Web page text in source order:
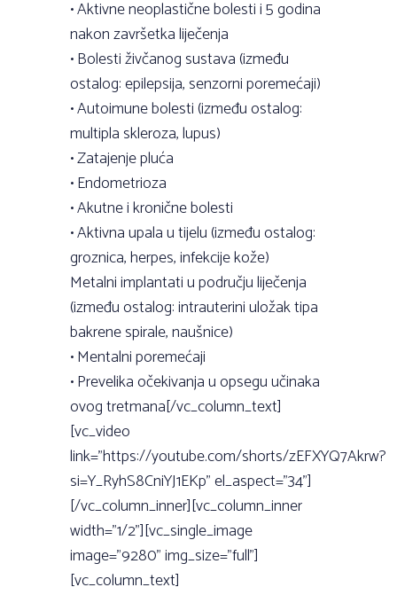
• Aktivne neoplastične bolesti i 5 godina
nakon završetka liječenja
• Bolesti živčanog sustava (između
ostalog: epilepsija, senzorni poremećaji)
• Autoimune bolesti (između ostalog:
multipla skleroza, lupus)
• Zatajenje pluća
• Endometrioza
• Akutne i kronične bolesti
• Aktivna upala u tijelu (između ostalog:
groznica, herpes, infekcije kože)
Metalni implantati u području liječenja
(između ostalog: intrauterini uložak tipa
bakrene spirale, naušnice)
• Mentalni poremećaji
• Prevelika očekivanja u opsegu učinaka
ovog tretmana[/vc_column_text]
[vc_video
link=”https://youtube.com/shorts/zEFXYQ7Akrw?
si=Y_RyhS8CniYJ1EKp” el_aspect=”34”]
[/vc_column_inner][vc_column_inner
width=”1/2”][vc_single_image
image=”9280” img_size=”full”]
[vc_column_text]